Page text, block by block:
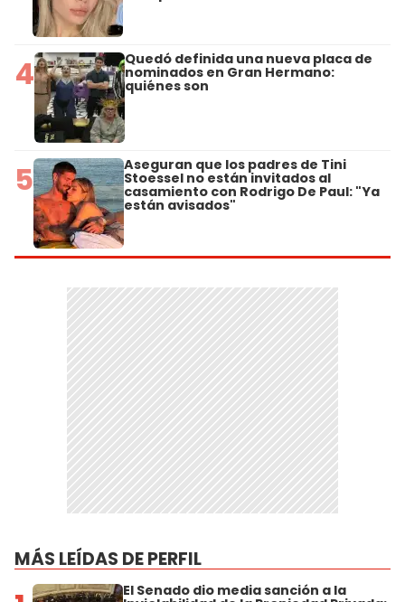
4 Quedó definida una nueva placa de
nominados en Gran Hermano:
quiénes son
5 Aseguran que los padres de Tini
Stoessel no están invitados al
casamiento con Rodrigo De Paul: "Ya
están avisados"
MÁS LEÍDAS DE PERFIL
El Senado dio media sanción a la